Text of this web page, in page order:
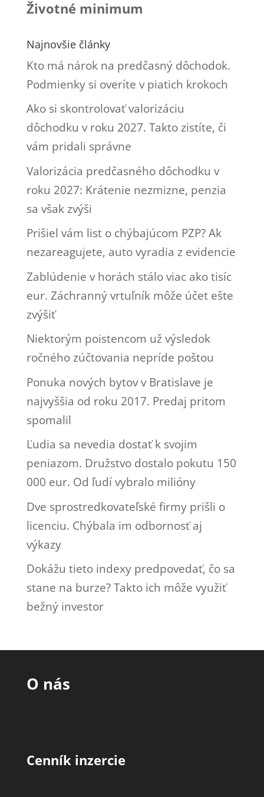
Životné minimum
Najnovšie články
Kto má nárok na predčasný dôchodok.
Podmienky si overíte v piatich krokoch
Ako si skontrolovať valorizáciu
dôchodku v roku 2027. Takto zistíte, či
vám pridali správne
Valorizácia predčasného dôchodku v
roku 2027: Krátenie nezmizne, penzia
sa však zvýši
Prišiel vám list o chýbajúcom PZP? Ak
nezareagujete, auto vyradia z evidencie
Zablúdenie v horách stálo viac ako tisíc
eur. Záchranný vrtuľník môže účet ešte
zvýšiť
Niektorým poistencom už výsledok
ročného zúčtovania nepríde poštou
Ponuka nových bytov v Bratislave je
najvyššia od roku 2017. Predaj pritom
spomalil
Ľudia sa nevedia dostať k svojim
peniazom. Družstvo dostalo pokutu 150
000 eur. Od ľudí vybralo milióny
Dve sprostredkovateľské firmy prišli o
licenciu. Chýbala im odbornosť aj
výkazy
Dokážu tieto indexy predpovedať, čo sa
stane na burze? Takto ich môže využiť
bežný investor
O nás
Cenník inzercie